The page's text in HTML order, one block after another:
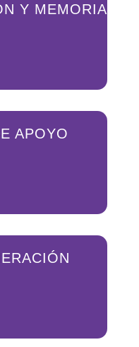
Y MEMORIA
APOYO